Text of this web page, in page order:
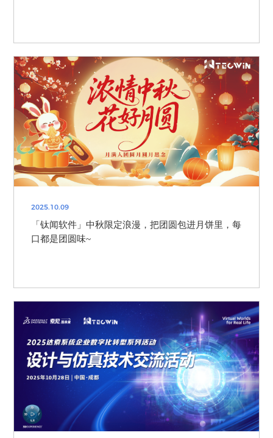
2025.10.09
「钛闻软件」中秋限定浪漫，把团圆包进月饼里，每
口都是团圆味~